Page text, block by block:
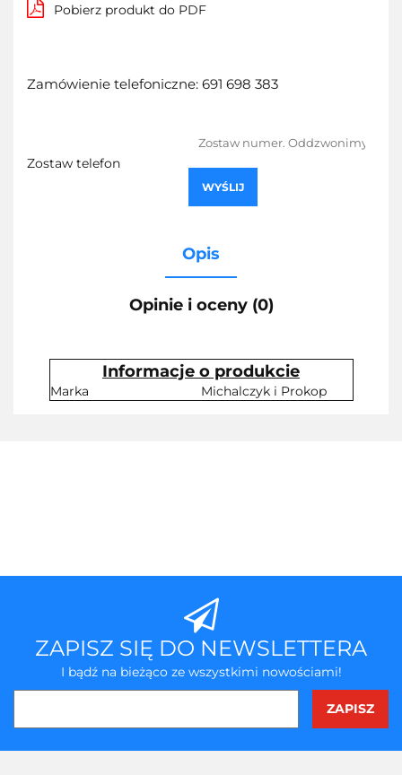
Pobierz produkt do PDF
Zamówienie telefoniczne: 691 698 383
Zostaw telefon
WYŚLIJ
Opis
Opinie i oceny (0)
Informacje o produkcie
Marka Michalczyk i Prokop
ZAPISZ SIĘ DO NEWSLETTERA
I bądź na bieżąco ze wszystkimi nowościami!